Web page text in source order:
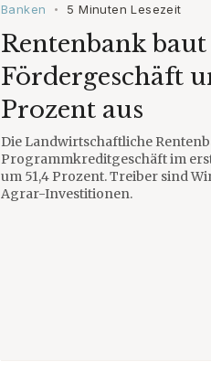
Banken • 5 Minuten Lesezeit
Rentenbank baut
Fördergeschäft
Prozent aus
Die Landwirtschaftliche
Programmkreditgeschäft im
um 51,4 Prozent. Treiber sind
Agrar-Investitionen.